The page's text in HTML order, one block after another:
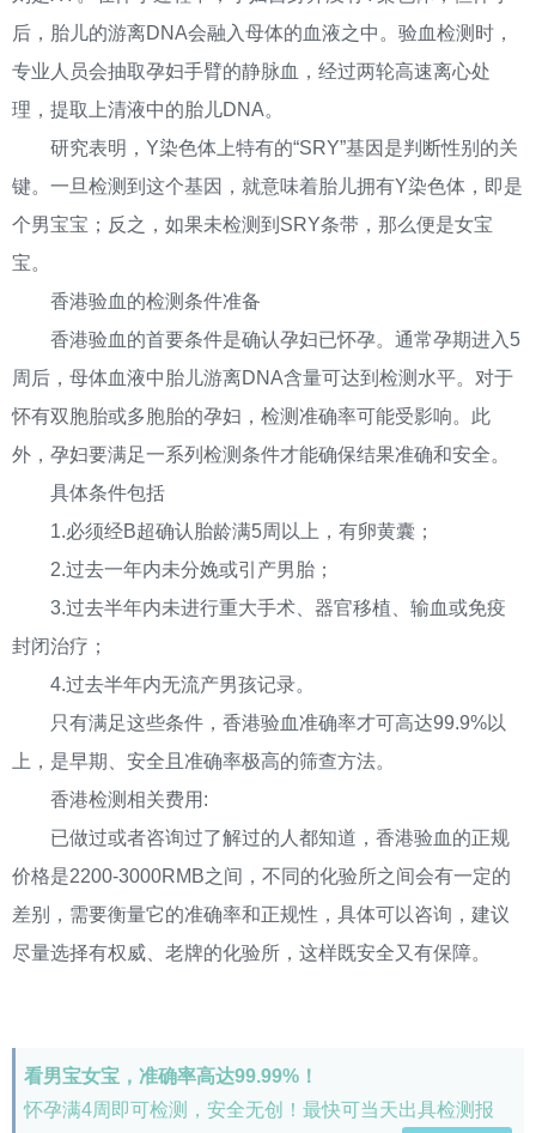
后，胎儿的游离DNA会融入母体的血液之中。验血检测时，
专业人员会抽取孕妇手臂的静脉血，经过两轮高速离心处
理，提取上清液中的胎儿DNA。
研究表明，Y染色体上特有的“SRY”基因是判断性别的关
键。一旦检测到这个基因，就意味着胎儿拥有Y染色体，即是
个男宝宝；反之，如果未检测到SRY条带，那么便是女宝
宝。
香港验血的检测条件准备
香港验血的首要条件是确认孕妇已怀孕。通常孕期进入5
周后，母体血液中胎儿游离DNA含量可达到检测水平。对于
怀有双胞胎或多胞胎的孕妇，检测准确率可能受影响。此
外，孕妇要满足一系列检测条件才能确保结果准确和安全。
具体条件包括
1.必须经B超确认胎龄满5周以上，有卵黄囊；
2.过去一年内未分娩或引产男胎；
3.过去半年内未进行重大手术、器官移植、输血或免疫
封闭治疗；
4.过去半年内无流产男孩记录。
只有满足这些条件，香港验血准确率才可高达99.9%以
上，是早期、安全且准确率极高的筛查方法。
香港检测相关费用:
已做过或者咨询过了解过的人都知道，香港验血的正规
价格是2200-3000RMB之间，不同的化验所之间会有一定的
差别，需要衡量它的准确率和正规性，具体可以咨询，建议
尽量选择有权威、老牌的化验所，这样既安全又有保障。
看男宝女宝，准确率高达99.99%！
怀孕满4周即可检测，安全无创！最快可当天出具检测报